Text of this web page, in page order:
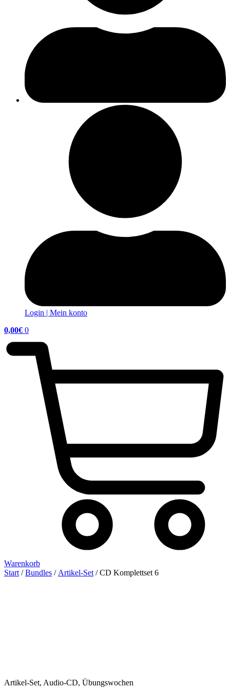
Login | Mein konto
0,00€ 0
Warenkorb
Start /Bundles / Artikel-Set / CD Komplettset 6
Artikel-Set, Audio-CD, Übungswochen